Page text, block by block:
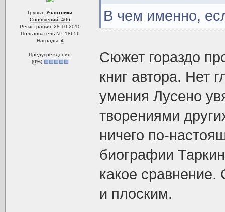
Группа:Участники
Сообщений: 406
Регистрация: 28.10.2010
Пользователь №: 18656
Награды: 4
Предупреждения:
(0%)
В чем именно,
Сюжет гораздо
книг автора. Нет
умения Лусено
творениями
ничего по-
биографии
какое
и плоским.